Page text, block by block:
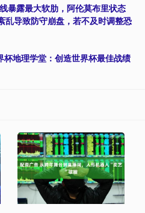
暴露最大软肋，阿伦莫布里状态
乱导致防守崩盘，若不及时调整恐
杯地理学堂：创造世界杯最佳战绩